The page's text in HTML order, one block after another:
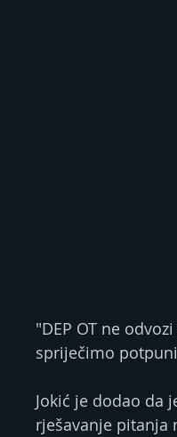
"DЕP OT ne
spriječimo
Jokić je dodao da
rješavanje pitanja